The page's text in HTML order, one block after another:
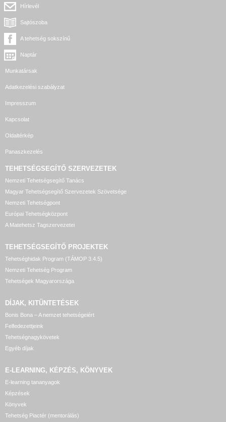
Hírlevél
Sajtószoba
A tehetség sokszínű
Naptár
Munkatársak
Adatkezelési szabályzat
Impresszum
Kapcsolat
Oldaltérkép
Panaszkezelés
TEHETSÉGSEGÍTŐ SZERVEZETEK
Nemzeti Tehetségsegítő Tanács
Magyar Tehetségsegítő Szervezetek Szövetsége
Nemzeti Tehetségpont
Európai Tehetségközpont
A Matehetsz Tagszervezetei
TEHETSÉGSEGÍTŐ PROJEKTEK
Tehetséghidak Program (TÁMOP 3.4.5)
Nemzeti Tehetség Program
Tehetségek Magyarországa
DÍJAK, KITÜNTETÉSEK
Bonis Bona – A nemzet tehetségeiért
Felfedezettjeink
Tehetségnagykövetek
Egyéb díjak
E-LEARNING, KÉPZÉS, KÖNYVEK
E-learning tananyagok
Képzések
Könyvek
Tehetség Piactér (mentorálás)